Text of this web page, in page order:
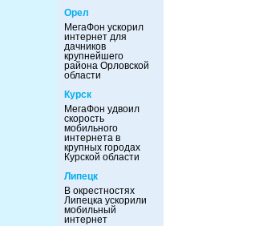
Орел
МегаФон ускорил
интернет для
дачников
крупнейшего
района Орловской
области
Курск
МегаФон удвоил
скорость
мобильного
интернета в
крупных городах
Курской области
Липецк
В окрестностях
Липецка ускорили
мобильный
интернет